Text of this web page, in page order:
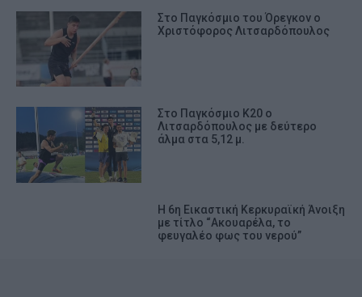
Στο Παγκόσμιο του Όρεγκον ο
Χριστόφορος Λιτσαρδόπουλος
Στο Παγκόσμιο Κ20 ο
Λιτσαρδόπουλος με δεύτερο
άλμα στα 5,12 μ.
Η 6η Εικαστική Κερκυραϊκή Άνοιξη
με τίτλο “Ακουαρέλα, το
φευγαλέο φως του νερού”